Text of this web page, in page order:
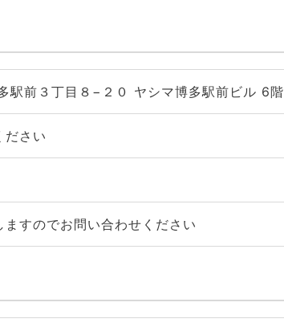
駅前３丁目８−２０ ヤシマ博多駅前ビル 6階
ださい
すのでお問い合わせください